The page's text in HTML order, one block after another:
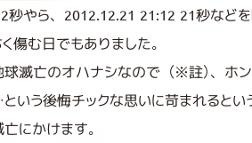
秒やら、2012.12.21 21:12 21秒など
傷む日でもありました。
滅亡のオハナシなので（※註）、ホ
いう後悔チックな思いに苛まれるとい
にかけます。